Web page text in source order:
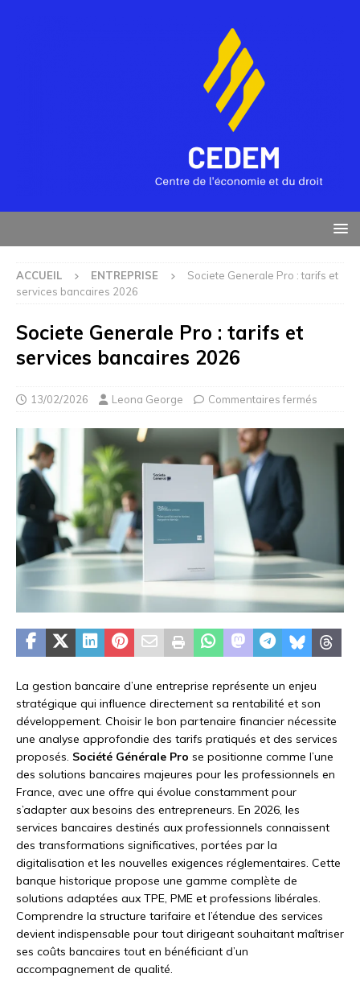
ACCUEIL ENTREPRISE
Societe Generale Pro : tarifs et
services bancaires 2026
Societe Generale Pro : tarifs et
services bancaires 2026
13/02/2026 Leona George Commentaires fermés
La gestion bancaire d’une entreprise représente un enjeu
stratégique qui influence directement sa rentabilité et son
développement. Choisir le bon partenaire financier nécessite
une analyse approfondie des tarifs pratiqués et des services
proposés. Société Générale Pro se positionne comme l’une
des solutions bancaires majeures pour les professionnels en
France, avec une offre qui évolue constamment pour
s’adapter aux besoins des entrepreneurs. En 2026, les
services bancaires destinés aux professionnels connaissent
des transformations significatives, portées par la
digitalisation et les nouvelles exigences réglementaires. Cette
banque historique propose une gamme complète de
solutions adaptées aux TPE, PME et professions libérales.
Comprendre la structure tarifaire et l’étendue des services
devient indispensable pour tout dirigeant souhaitant maîtriser
ses coûts bancaires tout en bénéficiant d’un
accompagnement de qualité.